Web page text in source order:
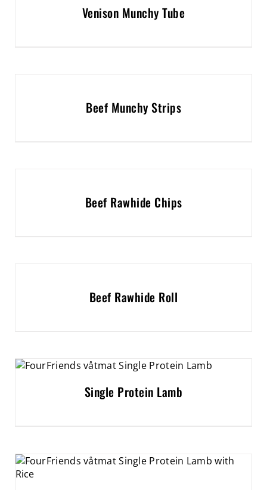
Venison Munchy Tube
Beef Munchy Strips
Beef Rawhide Chips
Beef Rawhide Roll
Single Protein Lamb